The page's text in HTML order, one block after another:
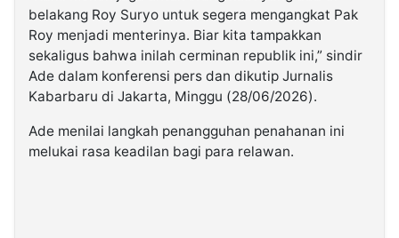
belakang Roy Suryo untuk segera mengangkat Pak
Roy menjadi menterinya. Biar kita tampakkan
sekaligus bahwa inilah cerminan republik ini,” sindir
Ade dalam konferensi pers dan dikutip Jurnalis
Kabarbaru di Jakarta, Minggu (28/06/2026).
Ade menilai langkah penangguhan penahanan ini
melukai rasa keadilan bagi para relawan.